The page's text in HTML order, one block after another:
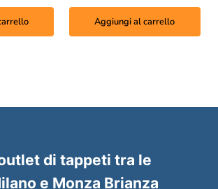
Aggiungi al carrello
di tappeti tra le
e Monza Brianza